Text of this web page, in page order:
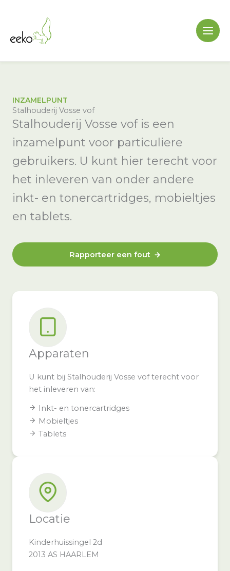
inhoud
INZAMELPUNT
Stalhouderij Vosse vof
Stalhouderij Vosse vof is een
inzamelpunt voor particuliere
gebruikers. U kunt hier terecht voor
het inleveren van onder andere
inkt- en tonercartridges, mobieltjes
en tablets.
Rapporteer een fout
Apparaten
U kunt bij Stalhouderij Vosse vof terecht voor
het inleveren van:
Inkt- en tonercartridges
Mobieltjes
Tablets
Locatie
Kinderhuissingel 2d
2013 AS HAARLEM